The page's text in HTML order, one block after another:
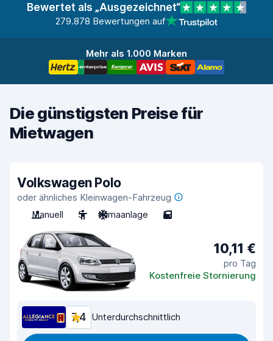
Bewertet als „Ausgezeichnet“
279.878 Bewertungen auf
Mehr als 1.000 Marken
Die günstigsten Preise für
Mietwagen
Volkswagen Polo
oder ähnliches Kleinwagen-Fahrzeug
Manuell
5 Klimaanlage 5
10,11 €
pro Tag
Kostenfreie Stornierung
7,4 Unterdurchschnittlich